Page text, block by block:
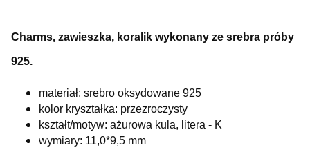
Charms, zawieszka, koralik wykonany ze srebra próby
925.
materiał: srebro oksydowane 925
kolor kryształka: przezroczysty
kształt/motyw: ażurowa kula, litera - K
wymiary: 11,0*9,5 mm